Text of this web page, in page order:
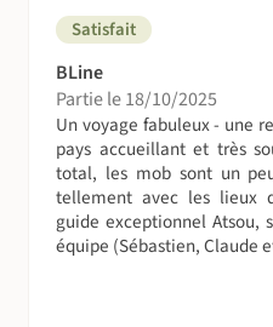
Au déjeuner :
Le déjeuner est en
de nous rafraîchir des
prendra en général la
notre guide ou notre
pause midi.
Au dîner :
Le dîner est pris chez nos
gîte sous forme d'un repas
Satisfait
BLine
Partie le 18/10/2025
Un voyage fabuleux - une
pays accueillant et très
total, les mob sont un
tellement avec les lieux
guide exceptionnel Atsou,
équipe (Sébastien, Claude